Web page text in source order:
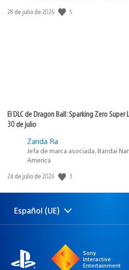
Fecha
28 de julio de 2026 5
El DLC de Dragon Ball: Sparking Zero
30 de julio
Zanda Ra
Jefa de marca asociada, Bandai
America
Fecha
publicación:
24 de julio de 2026 3
Selecciona
Región
Español (UE)
Sony
Interactive
Entertainment